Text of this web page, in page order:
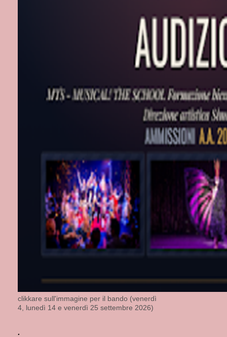
clikkare sull'immagine per il bando (venerdì
4, lunedì 14 e venerdì 25 settembre 2026)
.